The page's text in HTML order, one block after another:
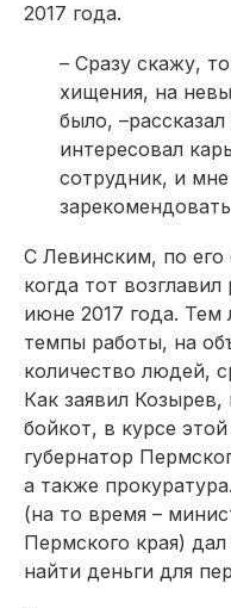
2017 года.
– Сразу скажу,
хищения, на
было,
интересовал
сотрудник, и
С Левинским, по его
когда тот
июне 2017 года. Тем
темпы работы, на
количество людей,
Как заявил
бойкот, в курсе
губернатор
а также
(на то время –
Пермского края)
найти деньги для